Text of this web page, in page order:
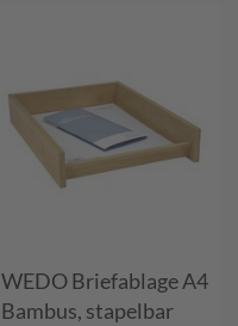
WEDO Briefablage A4
Bambus, stapelbar